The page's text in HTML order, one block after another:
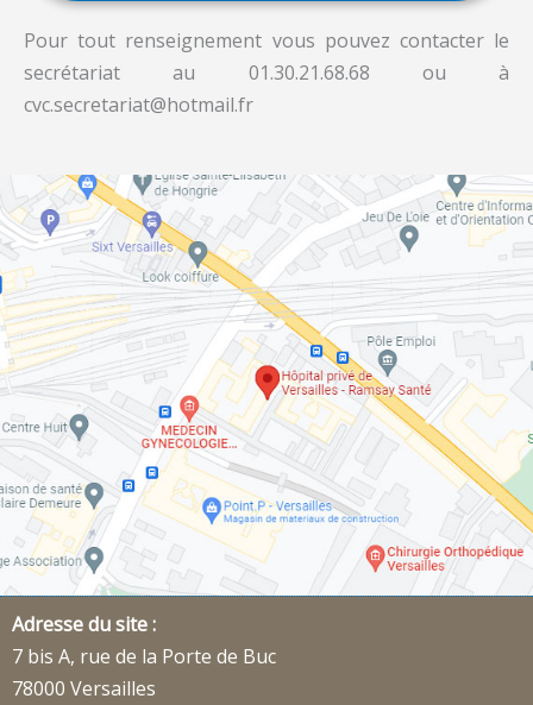
Pour tout renseignement vous pouvez contacter le
secrétariat au 01.30.21.68.68 ou à
cvc.secretariat@hotmail.fr
Adresse du site :
7 bis A, rue de la Porte de Buc
78000 Versailles